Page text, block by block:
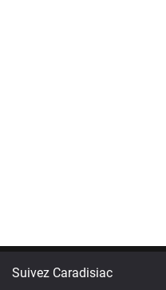
Suivez Caradisiac